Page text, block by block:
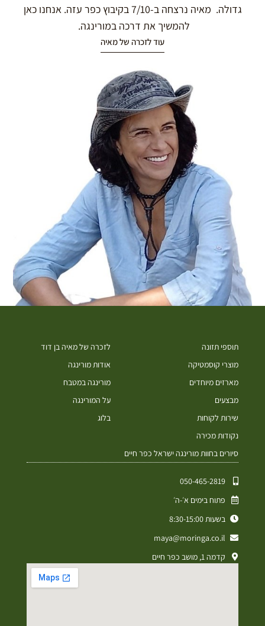
גדולה. מאיה נרצחה ב-7/10 בקיבוץ כפר עזה. אנחנו כאן
להמשיך את דרכה במורינגה.
עוד לזכרה של מאיה
תוספי תזונה
מוצרי קוסמטיקה
מארזים מיוחדים
מבצעים
שירות לקוחות
נקודות מכירה
סיורים בחוות מורינגה ישראל כפר חיים
לזכרה של מאיה בן דוד
אודות מורינגה
מורינגה במטבח
על המורינגה
בלוג
050-465-2819⁩
פתוח בימים א׳-ה׳
בשעות 8:30-15:00
maya@moringa.co.il
קדמה 1, מושב כפר חיים